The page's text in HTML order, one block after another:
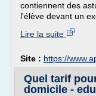
contiennent des
l'élève devant un
Lire la suite
Site : https://
Quel tarif
domicile -